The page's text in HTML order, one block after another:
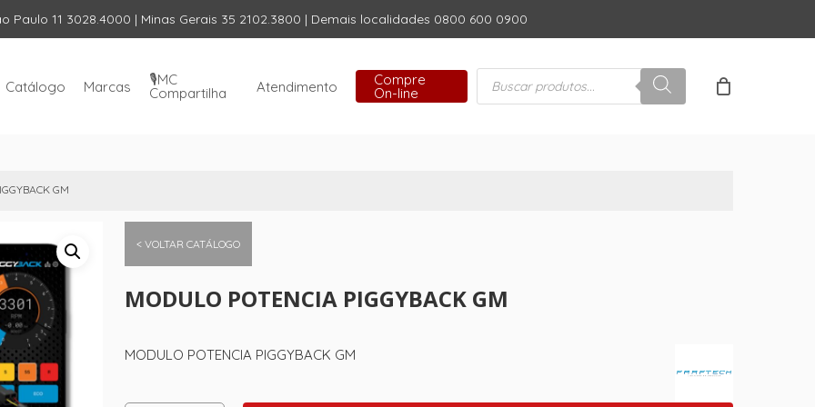
Paulo 11 3028.4000 | Minas Gerais 35 2102.3800 | Demais localidades 0800 600 0900
Catálogo Marcas 🎙️MC
Compartilha Atendimento Compre
On-line
Pesquisar
produtos
Carrinho Close
GM
< VOLTAR CATÁLOGO
MODULO POTENCIA PIGGYBACK GM
MODULO POTENCIA PIGGYBACK GM